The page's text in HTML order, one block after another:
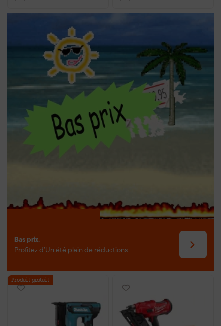
Le choix d'une agrafeuse électrique dépend du type de projet et
de matériaux. Pour des travaux légers comme le rembourrage,
une agrafeuse électrique compacte suffit. Pour des travaux de
construction, une agrafeuse de construction puissante ou une
agrafeuse combinée est mieux adaptée, car elle peut traiter des
agrafes ou des clous plus grands. Faites également attention au
type d'alimentation, batterie ou courant secteur, et au poids pour
un confort d'utilisation.
Comment fonctionne une agrafeuse ?
Une agrafeuse fonctionne en projetant un mécanisme qui
enfonce une agrafe ou un clou à grande vitesse et avec force dans
Bas prix.
Profitez d’Un été plein de réductions
Produit gratuit